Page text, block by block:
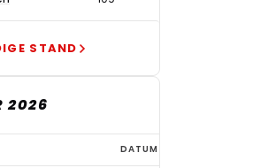
STAND
2026
DATUM